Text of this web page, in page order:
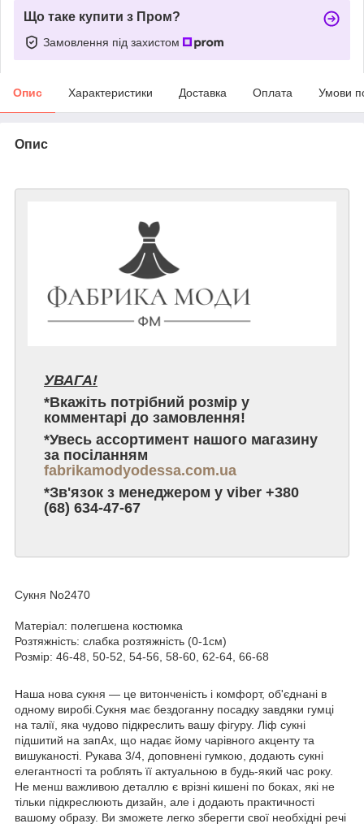
Що таке купити з Пром?
Замовлення під захистом
Опис Характеристики Доставка Оплата Умови
Опис
УВАГА!
*Вкажіть потрібний розмір у
комментарі до замовлення!
*Увесь ассортимент нашого магазину
за посіланням
fabrikamodyodessa.com.ua
*Зв'язок з менеджером у viber +380
(68) 634-47-67
Сукня No2470
Матеріал: полегшена костюмка
Розтяжність: слабка розтяжність (0-1см)
Розмір: 46-48, 50-52, 54-56, 58-60, 62-64, 66-68
Наша нова сукня — це витонченість і комфорт, об'єднані в
одному виробі.Сукня має бездоганну посадку завдяки гумці
на талії, яка чудово підкреслить вашу фігуру. Ліф сукні
підшитий на запАх, що надає йому чарівного акценту та
вишуканості. Рукава 3/4, доповнені гумкою, додають сукні
елегантності та роблять її актуальною в будь-який час року.
Не менш важливою деталлю є врізні кишені по боках, які не
тільки підкреслюють дизайн, але і додають практичності
вашому образу. Ви зможете легко зберегти свої необхідні речі